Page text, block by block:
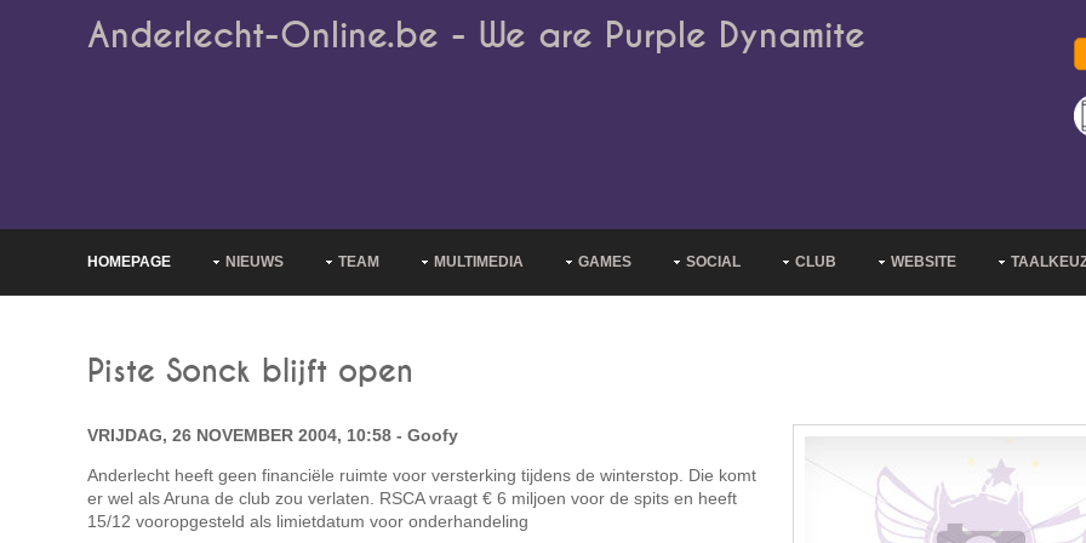
Anderlecht-Online.be - We are Purple Dynamite
HOMEPAGE NIEUWS TEAM MULTIMEDIA GAMES SOCIAL CLUB WEBSITE
Piste Sonck blijft open
VRIJDAG, 26 NOVEMBER 2004, 10:58 - Goofy
Anderlecht heeft geen financiële ruimte voor versterking tijdens de winterstop. Die komt
er wel als Aruna de club zou verlaten. RSCA vraagt € 6 miljoen voor de spits en heeft
15/12 vooropgesteld als limietdatum voor onderhandeling